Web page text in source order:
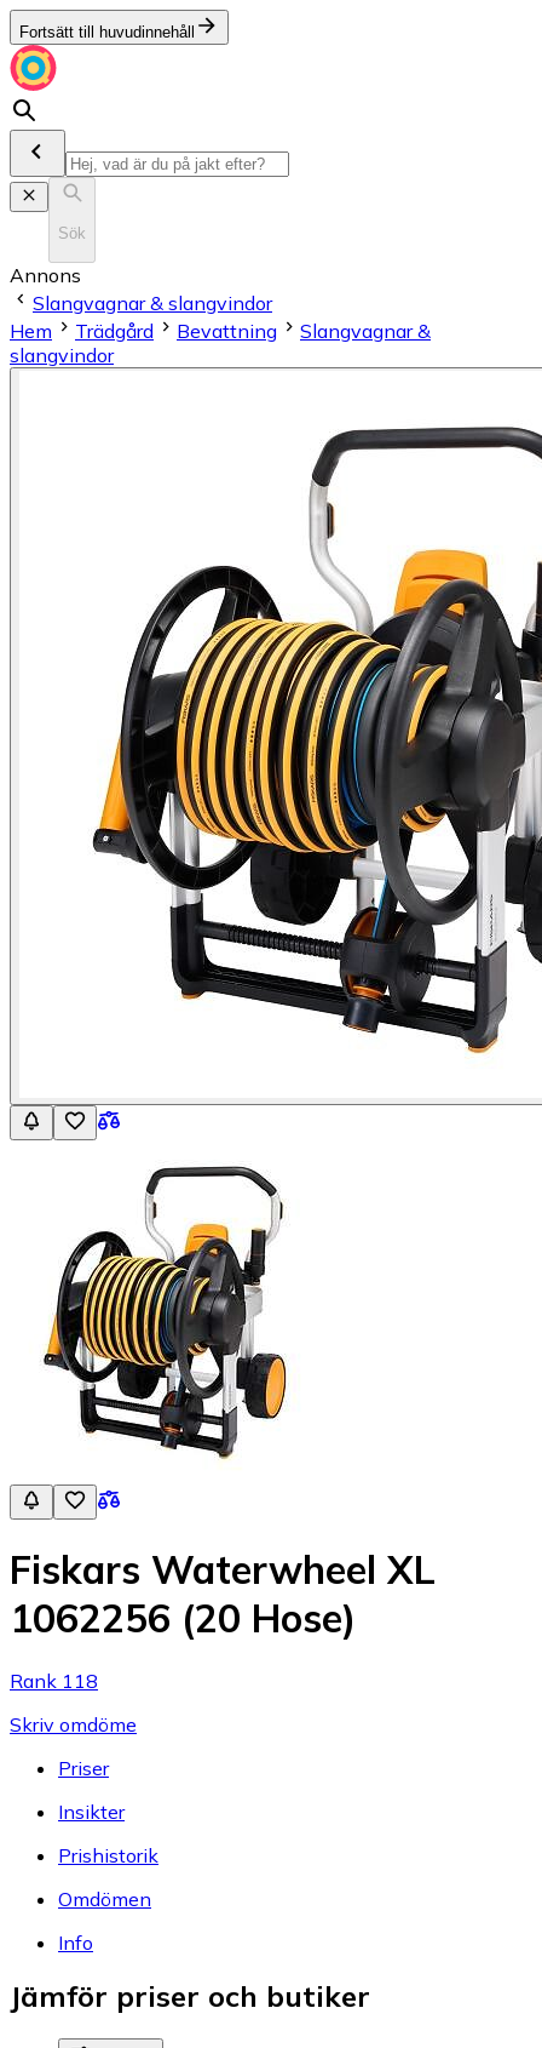
Fortsätt till huvudinnehåll
Sök
Annons
Slangvagnar & slangvindor
Hem
Trädgård Bevattning
Slangvagnar &
slangvindor
Fiskars Waterwheel XL
1062256 (20 Hose)
Rank 118
Skriv omdöme
Priser
Insikter
Prishistorik
Omdömen
Info
Jämför priser och butiker